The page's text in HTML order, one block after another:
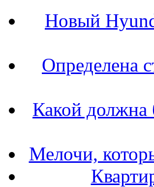
Новый
Определена
Какой должна
Мелочи,